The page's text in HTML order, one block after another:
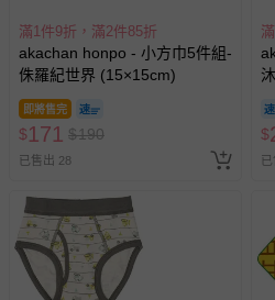
滿1件9折，滿2件85折
akachan honpo - 小方巾5件組-
侏羅紀世界 (15×15cm)
即將售完
$171 $190
已售出 28
$